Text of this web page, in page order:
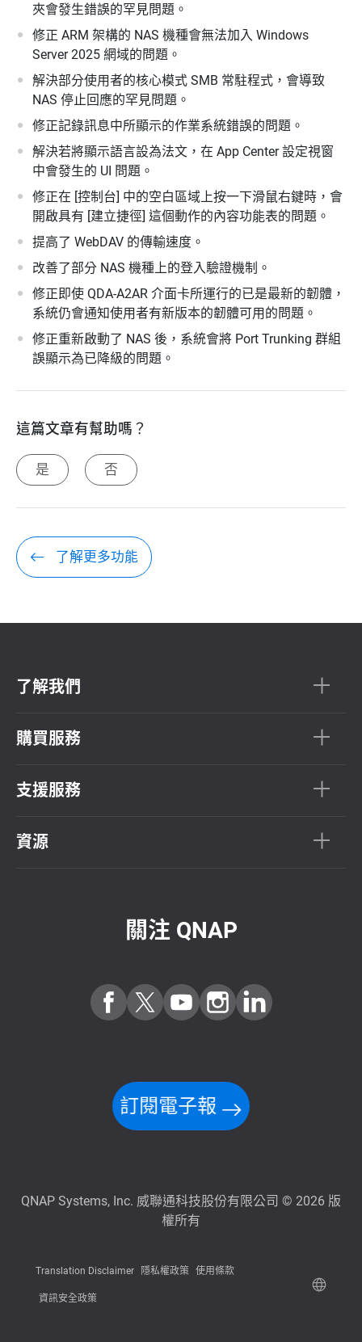
夾會發生錯誤的罕見問題。
修正 ARM 架構的 NAS 機種會無法加入 Windows
Server 2025 網域的問題。
解決部分使用者的核心模式 SMB 常駐程式，會導致
NAS 停止回應的罕見問題。
修正記錄訊息中所顯示的作業系統錯誤的問題。
解決若將顯示語言設為法文，在 App Center 設定視窗
中會發生的 UI 問題。
修正在 [控制台] 中的空白區域上按一下滑鼠右鍵時，會
開啟具有 [建立捷徑] 這個動作的內容功能表的問題。
提高了 WebDAV 的傳輸速度。
改善了部分 NAS 機種上的登入驗證機制。
修正即使 QDA-A2AR 介面卡所運行的已是最新的韌體，
系統仍會通知使用者有新版本的韌體可用的問題。
修正重新啟動了 NAS 後，系統會將 Port Trunking 群組
誤顯示為已降級的問題。
這篇文章有幫助嗎？
是 否
了解更多功能
了解我們
購買服務
支援服務
資源
關注 QNAP
訂閱電子報
QNAP Systems, Inc. 威聯通科技股份有限公司 © 2026 版
權所有
Translation Disclaimer 隱私權政策 使用條款
資訊安全政策